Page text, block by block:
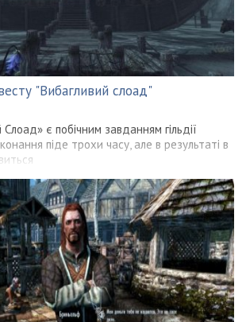
"Вибагливий слоад"
є побічним завданням гільдії
піде трохи часу, але в результаті в